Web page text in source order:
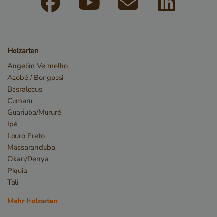
Holzarten
Angelim Vermelho
Azobé / Bongossi
Basralocus
Cumaru
Guariuba/Mururé
Ipé
Louro Preto
Massaranduba
Okan/Denya
Piquia
Tali
Mehr Holzarten